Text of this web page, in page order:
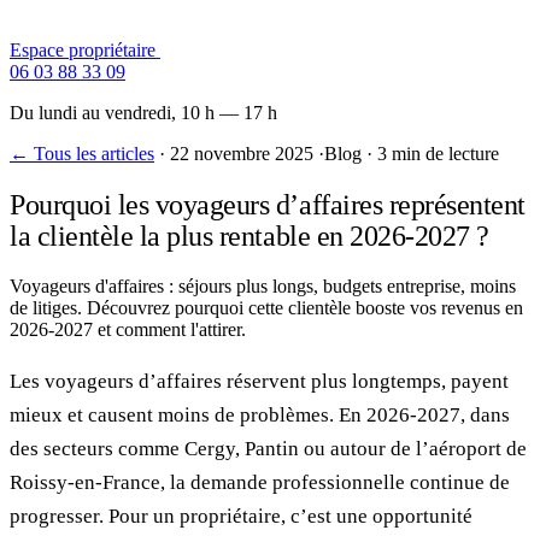
Espace propriétaire
06 03 88 33 09
Du lundi au vendredi, 10 h — 17 h
← Tous les articles · 22 novembre 2025 ·Blog · 3 min de lecture
Pourquoi les voyageurs d’affaires représentent
la clientèle la plus rentable en 2026-2027 ?
Voyageurs d'affaires : séjours plus longs, budgets entreprise, moins
de litiges. Découvrez pourquoi cette clientèle booste vos revenus en
2026-2027 et comment l'attirer.
Les voyageurs d’affaires réservent plus longtemps, payent
mieux et causent moins de problèmes. En 2026-2027, dans
des secteurs comme Cergy, Pantin ou autour de l’aéroport de
Roissy-en-France, la demande professionnelle continue de
progresser. Pour un propriétaire, c’est une opportunité